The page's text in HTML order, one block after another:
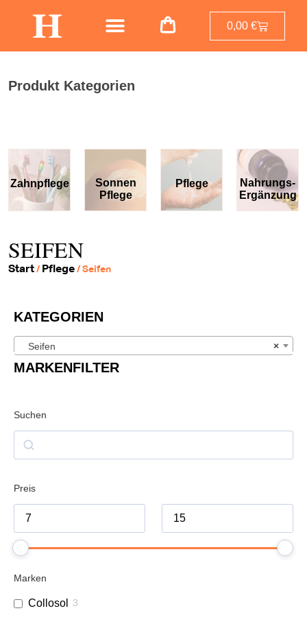
0,00€
Produkt Kategorien
Zahnpflege
Sonnen
Pflege
Pflege
Nahrungs-
Ergänzung
SEIFEN
Start/ Pflege/ Seifen
KATEGORIEN
×
Seifen
MARKENFILTER
Suchen
Preis
Marken
Collosol 3